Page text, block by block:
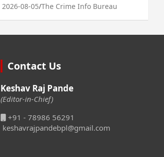
2026-08-05 The Crime Info Bureau
Contact Us
Keshav Raj Pande
(Editor-in-Chief)
+91 - 78986 56291
keshavrajpandebpl@gmail.com